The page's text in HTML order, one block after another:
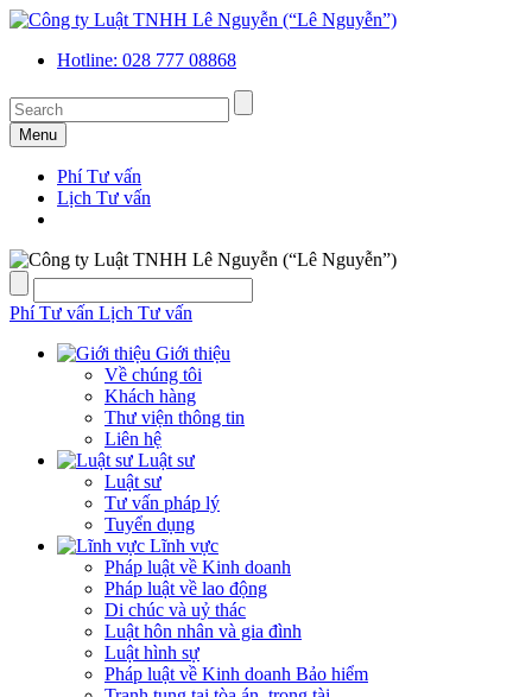
Hotline: 028 777 08868
Menu
Phí Tư vấn
Lịch Tư vấn
Phí Tư vấn Lịch Tư vấn
Giới thiệu
Về chúng tôi
Khách hàng
Thư viện thông tin
Liên hệ
Luật sư
Luật sư
Tư vấn pháp lý
Tuyển dụng
Lĩnh vực
Pháp luật về Kinh doanh
Pháp luật về lao động
Di chúc và uỷ thác
Luật hôn nhân và gia đình
Luật hình sự
Pháp luật về Kinh doanh Bảo hiểm